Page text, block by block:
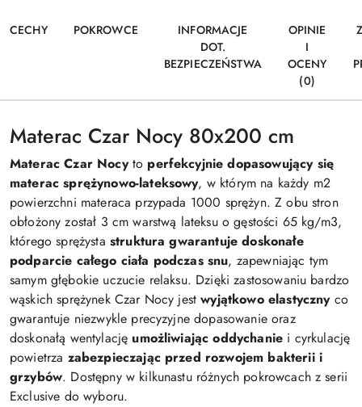
CECHY POKROWCE
INFORMACJE
DOT.
BEZPIECZEŃSTWA
OPINIE
I
OCENY
(0)
Materac Czar Nocy 80x200 cm
Materac Czar Nocyto perfekcyjnie dopasowujący się
materac sprężynowo-lateksowy, w którym na każdy m2
powierzchni materaca przypada 1000 sprężyn. Z obu stron
obłożony został 3 cm warstwą lateksu o gęstości 65 kg/m3,
którego sprężysta struktura gwarantuje doskonałe
podparcie całego ciała podczas snu, zapewniając tym
samym głębokie uczucie relaksu. Dzięki zastosowaniu bardzo
wąskich sprężynek Czar Nocy jestwyjątkowo elastycznyco
gwarantuje niezwykle precyzyjne dopasowanie oraz
doskonałą wentylację umożliwiając oddychanie i cyrkulację
powietrza zabezpieczając przed rozwojem bakterii i
grzybów. Dostępny w kilkunastu różnych pokrowcach z serii
Exclusive do wyboru.